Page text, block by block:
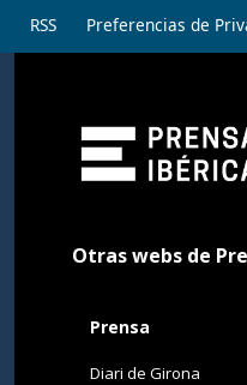
RSS Preferencias de
Otras webs de
Prensa
Diari de Girona